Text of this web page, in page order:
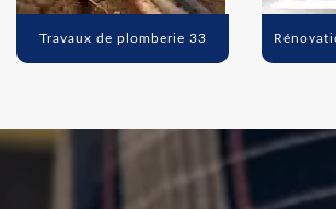
Travaux de plomberie 33